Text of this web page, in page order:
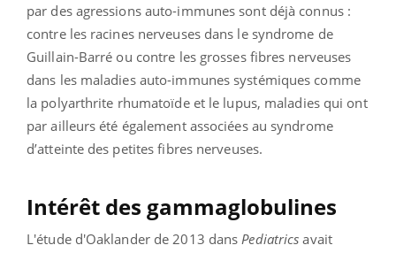
par des agressions auto-immunes sont déjà connus :
contre les racines nerveuses dans le syndrome de
Guillain-Barré ou contre les grosses fibres nerveuses
dans les maladies auto-immunes systémiques comme
la polyarthrite rhumatoïde et le lupus, maladies qui ont
par ailleurs été également associées au syndrome
d’atteinte des petites fibres nerveuses.
Intérêt des gammaglobulines
L'étude d'Oaklander de 2013 dans Pediatrics avait